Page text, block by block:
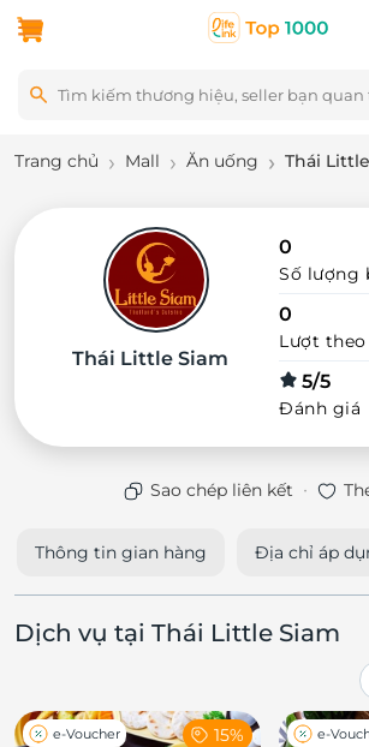
Trang chủ Mall Ăn uống Thái
Thái Little Siam
0
Số lượng
0
Lượt theo
5/5
Đánh giá
Sao chép liên kết ·
Thông tin gian hàng Địa chỉ áp
Dịch vụ tại Thái Little Siam
e-Voucher 15% e-